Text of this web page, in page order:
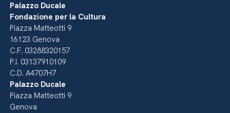
Palazzo Ducale
Fondazione per la Cultura
Piazza Matteotti 9
16123 Genova
C.F. 03288320157
P.I. 03137910109
C.D. A4707H7
Palazzo Ducale
Piazza Matteotti 9
Genova